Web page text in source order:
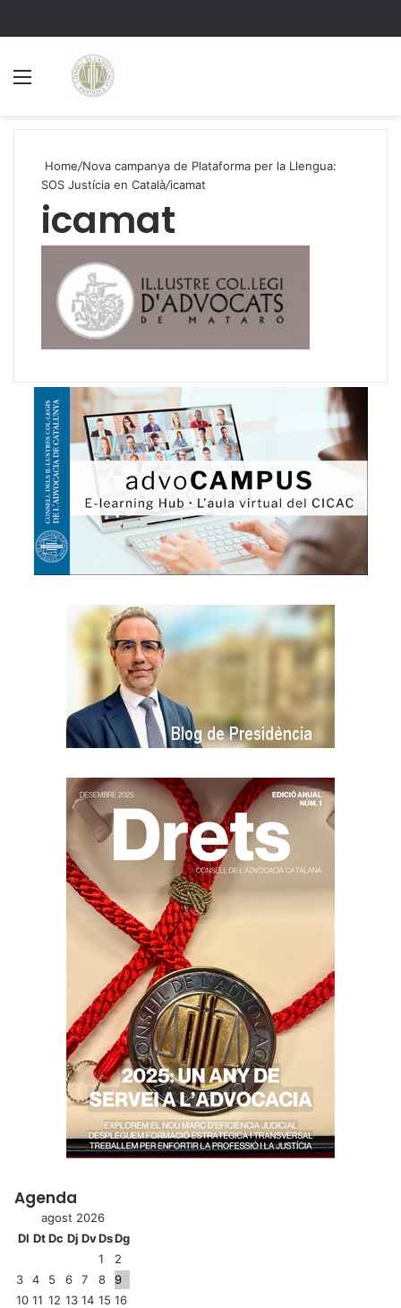
Home/Nova campanya de Plataforma per la Llengua:
SOS Justícia en Català/icamat
icamat
Agenda
agost 2026
Dl DtDc Dj DvDsDg
1
2
3
4 5 6 7 8
9
10 11 12 13 14 15 16